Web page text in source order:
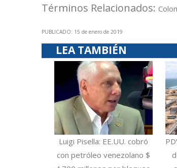
Términos Relacionados:
PUBLICADO: 15 de enero de 2019
LEA TAMBIÉN
Luigi Pisella: EE.UU. cobró
con petróleo venezolano $